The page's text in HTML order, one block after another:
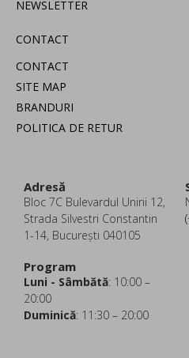
NEWSLETTER
CONTACT
CONTACT
SITE MAP
BRANDURI
POLITICA DE RETUR
Adresă
Bloc 7C Bulevardul Unirii 12,
Strada Silvestri Constantin
1-14, București 040105
Program
Luni - Sâmbătă: 10:00 –
20:00
Duminică: 11:30 – 20:00